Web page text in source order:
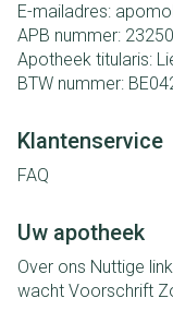
E-mailadres:
APB nummer:
Apotheek titularis:
BTW nummer:
Klantenservice
FAQ
Uw apotheek
Over ons Nuttige
wacht Voorschrift